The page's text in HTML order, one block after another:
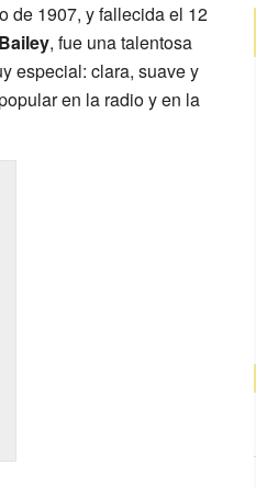
de 1907, y fallecida el 12
, fue una talentosa
especial: clara, suave y
en la radio y en la